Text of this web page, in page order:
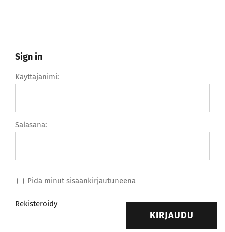
Sign in
Käyttäjänimi:
Salasana:
Pidä minut sisäänkirjautuneena
KIRJAUDU
Rekisteröidy